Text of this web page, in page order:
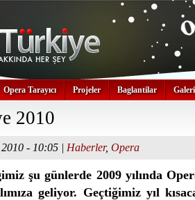
Opera Tarayıcı Projeler Baglantilar Galeri
2010
- 10:05 | Haberler, Opera
şu günlerde 2009 yılında
geliyor. Geçtiğimiz yıl